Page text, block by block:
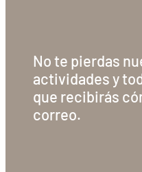
No te pierdas
actividades y
que recibirás
correo.